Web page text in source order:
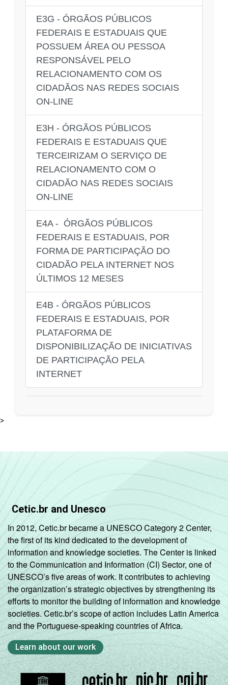
E3G - ÓRGÃOS PÚBLICOS
FEDERAIS E ESTADUAIS QUE
POSSUEM ÁREA OU PESSOA
RESPONSÁVEL PELO
RELACIONAMENTO COM OS
CIDADÃOS NAS REDES SOCIAIS
ON-LINE
E3H - ÓRGÃOS PÚBLICOS
FEDERAIS E ESTADUAIS QUE
TERCEIRIZAM O SERVIÇO DE
RELACIONAMENTO COM O
CIDADÃO NAS REDES SOCIAIS
ON-LINE
E4A - ÓRGÃOS PÚBLICOS
FEDERAIS E ESTADUAIS, POR
FORMA DE PARTICIPAÇÃO DO
CIDADÃO PELA INTERNET NOS
ÚLTIMOS 12 MESES
E4B - ÓRGÃOS PÚBLICOS
FEDERAIS E ESTADUAIS, POR
PLATAFORMA DE
DISPONIBILIZAÇÃO DE INICIATIVAS
DE PARTICIPAÇÃO PELA
INTERNET
>
Cetic.br and Unesco
In 2012, Cetic.br became a UNESCO Category 2 Center,
the first of its kind dedicated to the development of
information and knowledge societies. The Center is linked
to the Communication and Information (CI) Sector, one of
UNESCO’s five areas of work. It contributes to achieving
the organization’s strategic objectives by strengthening its
efforts to monitor the building of information and knowledge
societies. Cetic.br’s scope of action includes Latin America
and the Portuguese-speaking countries of Africa.
Learn about our work